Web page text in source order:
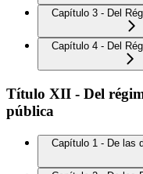
Capítulo 3 - Del
Capítulo 4 - Del
Título XII - Del
pública
Capítulo 1 - De las